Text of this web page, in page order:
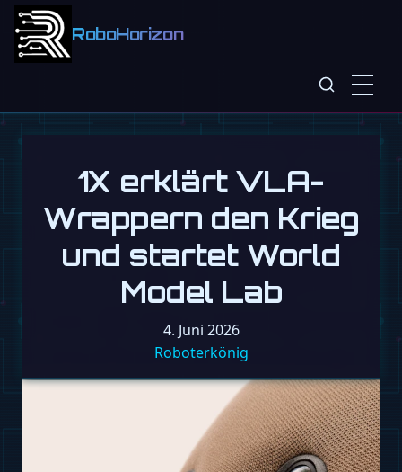
RoboHorizon
1X erklärt VLA-
Wrappern den Krieg
und startet World
Model Lab
4. Juni 2026
Roboterkönig